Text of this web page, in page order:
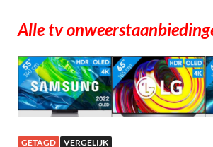
Alle tv
GETAGD VERGELIJK